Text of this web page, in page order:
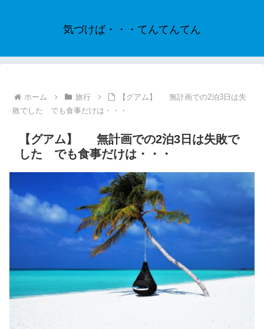
気づけば・・・てんてんてん
ホーム 旅行
【グアム】 無計画での2泊3日は失
敗でした でも食事だけは・・・
【グアム】 無計画での2泊3日は失敗で
した でも食事だけは・・・